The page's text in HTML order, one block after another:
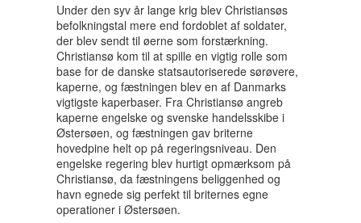
Under den syv år lange krig blev Christiansøs
befolkningstal mere end fordoblet af soldater,
der blev sendt til øerne som forstærkning.
Christiansø kom til at spille en vigtig rolle som
base for de danske statsautoriserede sørøvere,
kaperne, og fæstningen blev en af Danmarks
vigtigste kaperbaser. Fra Christiansø angreb
kaperne engelske og svenske handelsskibe i
Østersøen, og fæstningen gav briterne
hovedpine helt op på regeringsniveau. Den
engelske regering blev hurtigt opmærksom på
Christiansø, da fæstningens beliggenhed og
havn egnede sig perfekt til briternes egne
operationer i Østersøen.